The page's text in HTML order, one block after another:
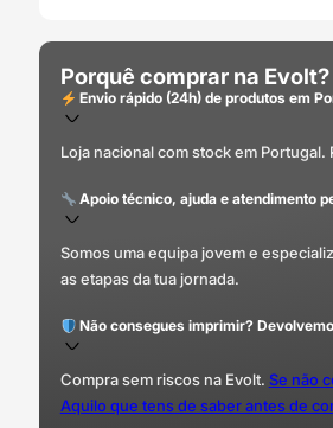
Porquê comprar na Evolt?
Envio rápido (24h) de produtos em
Loja nacional com stock em
Apoio técnico, ajuda e atendimento
Somos uma equipa jovem e
as etapas da tua jornada.
Não consegues imprimir?
Compra sem riscos na Evolt. Se não
Aquilo que tens de saber antes de